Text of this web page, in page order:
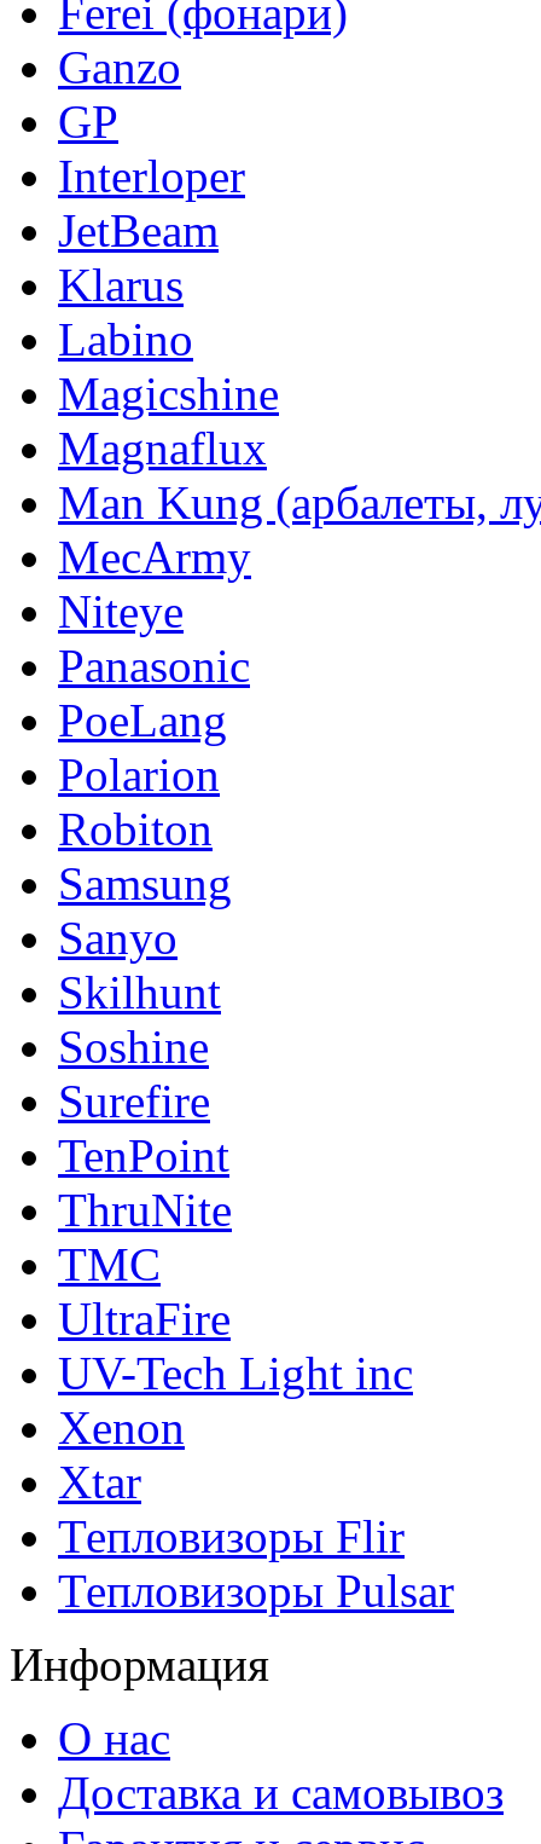
Ferei (фонари)
Ganzo
GP
Interloper
JetBeam
Klarus
Labino
Magicshine
Magnaflux
Man Kung (арбалеты,
MecArmy
Niteye
Panasonic
PoeLang
Polarion
Robiton
Samsung
Sanyo
Skilhunt
Soshine
Surefire
TenPoint
ThruNite
TMC
UltraFire
UV-Tech Light inc
Xenon
Xtar
Тепловизоры Flir
Тепловизоры Pulsar
Информация
О нас
Доставка и самовывоз